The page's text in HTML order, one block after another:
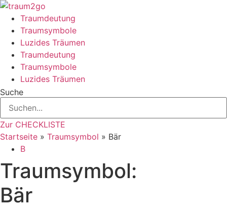
Zum
Inhalt
springen
Traumdeutung
Traumsymbole
Luzides Träumen
Traumdeutung
Traumsymbole
Luzides Träumen
Suche
Zur CHECKLISTE
Startseite » Traumsymbol » Bär
B
Traumsymbol:
Bär